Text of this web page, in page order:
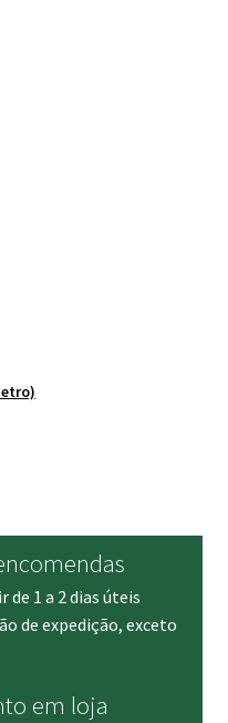
1 a 2 dias úteis
de expedição, exceto
em loja